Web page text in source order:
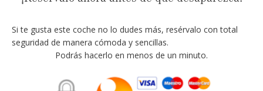
Si te gusta este coche no lo dudes más, resérvalo con total
seguridad de manera cómoda y sencillas.
Podrás hacerlo en menos de un minuto.